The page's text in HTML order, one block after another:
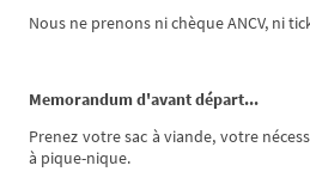
Nous ne prenons ni chèque ANCV, ni
Memorandum d'avant départ...
Prenez votre sac à viande, votre
à pique-nique.